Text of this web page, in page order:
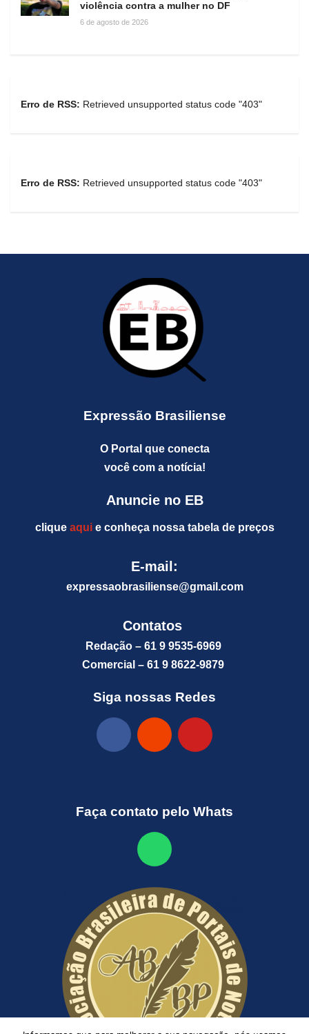
violência contra a mulher no DF
6 de agosto de 2026
Erro de RSS: Retrieved unsupported status code "403"
Erro de RSS: Retrieved unsupported status code "403"
Expressão Brasiliense
O Portal que conecta
você com a notícia!
Anuncie no EB
clique aquie conheça nossa tabela de preços
E-mail:
expressaobrasiliense@gmail.com
Contatos
Redação – 61 9 9535-6969
Comercial – 61 9 8622-9879
Siga nossas Redes
Faça contato pelo Whats